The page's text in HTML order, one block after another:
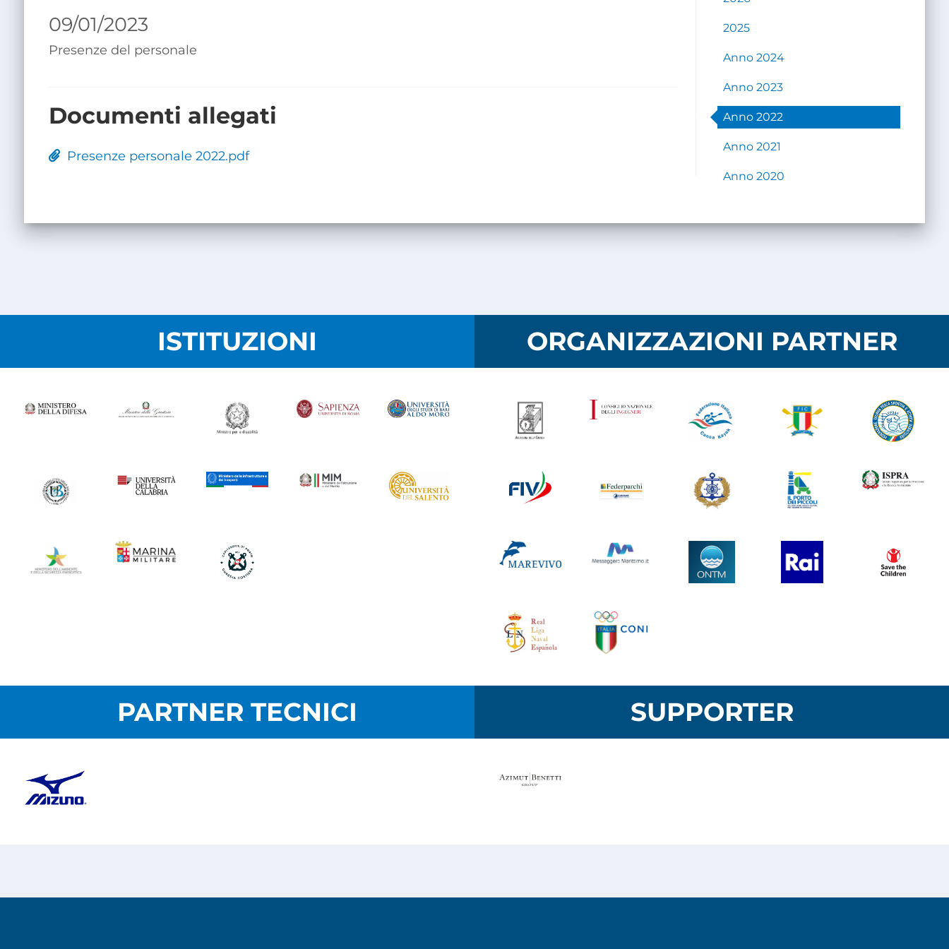
09/01/2023
Presenze del personale
Documenti allegati
Presenze personale 2022.pdf
2025
Anno 2024
Anno 2023
Anno 2022
Anno 2021
Anno 2020
ISTITUZIONI ORGANIZZAZIONI PARTNER
PARTNER TECNICI SUPPORTER